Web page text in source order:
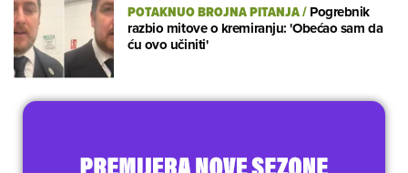
POTAKNUO BROJNA PITANJA/Pogrebnik
razbio mitove o kremiranju: 'Obećao sam da
ću ovo učiniti'